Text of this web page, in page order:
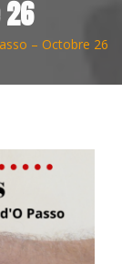
– Octobre 26